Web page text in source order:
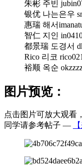
朱彬 주빈
银优 나는은우
惠瑞 해서
智仁 지인
都景瑞 도경서
Rico 리코
裕顺 옥순
图片预览：
点击图片可放大观看
同学请参考帖子 —